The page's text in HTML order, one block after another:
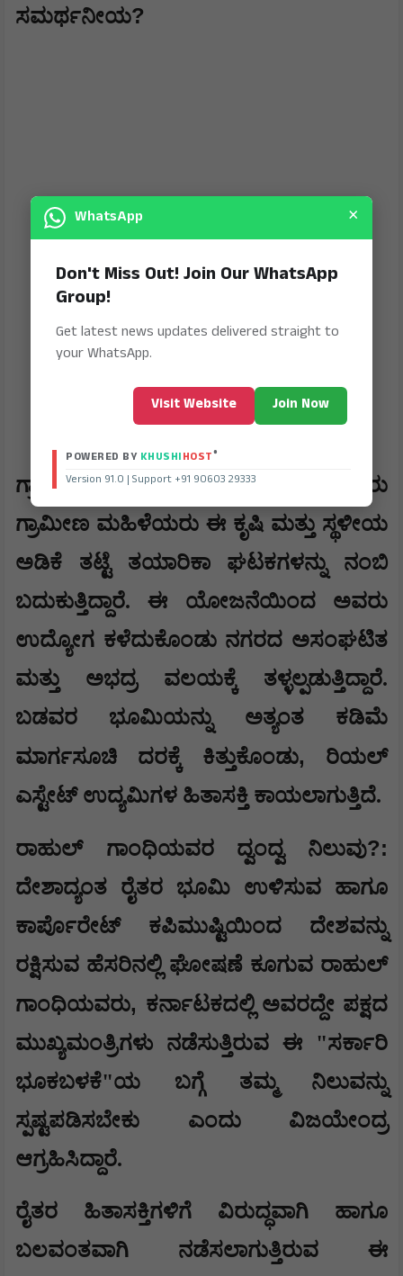
ಸಮರ್ಥನೀಯ?
​ಗ್ರಾಮೀಣ ಮಹಿಳೆಯರ ಅಭದ್ರತೆ: ಸಾವಿರಾರು
ಗ್ರಾಮೀಣ ಮಹಿಳೆಯರು ಈ ಕೃಷಿ ಮತ್ತು ಸ್ಥಳೀಯ
ಅಡಿಕೆ ತಟ್ಟೆ ತಯಾರಿಕಾ ಘಟಕಗಳನ್ನು ನಂಬಿ
ಬದುಕುತ್ತಿದ್ದಾರೆ. ಈ ಯೋಜನೆಯಿಂದ ಅವರು
ಉದ್ಯೋಗ ಕಳೆದುಕೊಂಡು ನಗರದ ಅಸಂಘಟಿತ
ಮತ್ತು ಅಭದ್ರ ವಲಯಕ್ಕೆ ತಳ್ಳಲ್ಪಡುತ್ತಿದ್ದಾರೆ.
ಬಡವರ ಭೂಮಿಯನ್ನು ಅತ್ಯಂತ ಕಡಿಮೆ
ಮಾರ್ಗಸೂಚಿ ದರಕ್ಕೆ ಕಿತ್ತುಕೊಂಡು, ರಿಯಲ್
ಎಸ್ಟೇಟ್ ಉದ್ಯಮಿಗಳ ಹಿತಾಸಕ್ತಿ ಕಾಯಲಾಗುತ್ತಿದೆ.
​ರಾಹುಲ್ ಗಾಂಧಿಯವರ ದ್ವಂದ್ವ ನಿಲುವು?:
ದೇಶಾದ್ಯಂತ ರೈತರ ಭೂಮಿ ಉಳಿಸುವ ಹಾಗೂ
ಕಾರ್ಪೊರೇಟ್ ಕಪಿಮುಷ್ಟಿಯಿಂದ ದೇಶವನ್ನು
ರಕ್ಷಿಸುವ ಹೆಸರಿನಲ್ಲಿ ಘೋಷಣೆ ಕೂಗುವ ರಾಹುಲ್
ಗಾಂಧಿಯವರು, ಕರ್ನಾಟಕದಲ್ಲಿ ಅವರದ್ದೇ ಪಕ್ಷದ
ಮುಖ್ಯಮಂತ್ರಿಗಳು ನಡೆಸುತ್ತಿರುವ ಈ "ಸರ್ಕಾರಿ
ಭೂಕಬಳಕೆ"ಯ ಬಗ್ಗೆ ತಮ್ಮ ನಿಲುವನ್ನು
ಸ್ಪಷ್ಟಪಡಿಸಬೇಕು ಎಂದು ವಿಜಯೇಂದ್ರ
ಆಗ್ರಹಿಸಿದ್ದಾರೆ.
​ರೈತರ ಹಿತಾಸಕ್ತಿಗಳಿಗೆ ವಿರುದ್ಧವಾಗಿ ಹಾಗೂ
ಬಲವಂತವಾಗಿ ನಡೆಸಲಾಗುತ್ತಿರುವ ಈ
WhatsApp ×
Don't Miss Out! Join Our WhatsApp
Group!
Get latest news updates delivered straight to
your WhatsApp.
Visit Website Join Now
POWERED BY KHUSHIHOST®
Version 91.0 | Support +91 90603 29333